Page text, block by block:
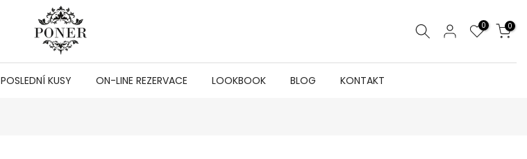
0 0
POSLEDNÍ KUSY ON-LINE REZERVACE LOOKBOOK BLOG KONTAKT